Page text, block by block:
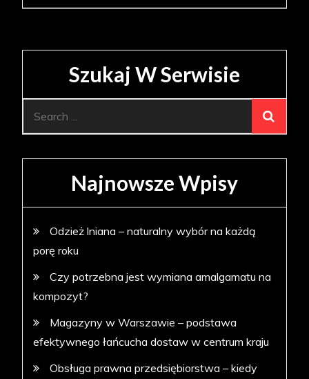
Szukaj W Serwisie
Najnowsze Wpisy
Odzież lniana – naturalny wybór na każdą
porę roku
Czy potrzebna jest wymiana amalgamatu na
kompozyt?
Magazyny w Warszawie – podstawa
efektywnego łańcucha dostaw w centrum kraju
Obsługa prawna przedsiębiorstwa – kiedy